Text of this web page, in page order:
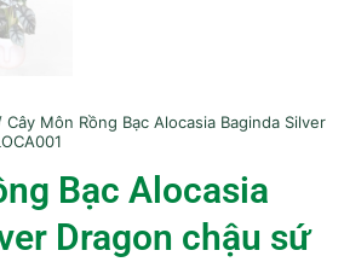
Cây Môn Rồng Bạc Alocasia Baginda Silver
Bạc Alocasia
Dragon chậu sứ